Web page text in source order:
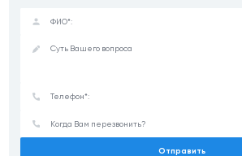
Отправить